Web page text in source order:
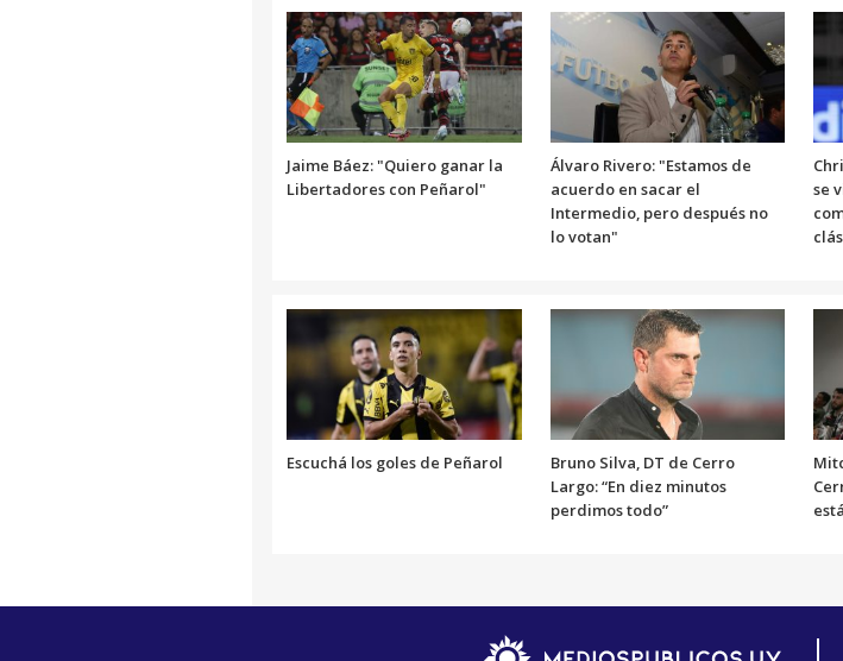
Jaime Báez: "Quiero ganar la
Libertadores con Peñarol"
Álvaro Rivero: "Estamos de
acuerdo en sacar el
Intermedio, pero después no
lo votan"
se
Escuchá los goles de Peñarol
Bruno Silva, DT de Cerro
Largo: “En diez minutos
perdimos todo”